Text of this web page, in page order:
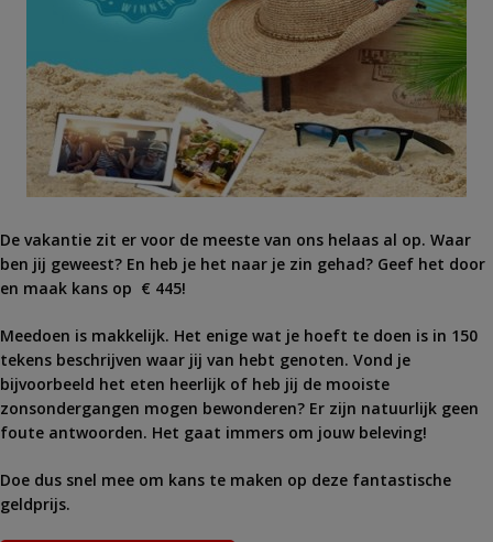
De vakantie zit er voor de meeste van ons helaas al op. Waar
ben jij geweest? En heb je het naar je zin gehad? Geef het door
en maak kans op € 445!
Meedoen is makkelijk. Het enige wat je hoeft te doen is in 150
tekens beschrijven waar jij van hebt genoten. Vond je
bijvoorbeeld het eten heerlijk of heb jij de mooiste
zonsondergangen mogen bewonderen? Er zijn natuurlijk geen
foute antwoorden. Het gaat immers om jouw beleving!
Doe dus snel mee om kans te maken op deze fantastische
geldprijs.